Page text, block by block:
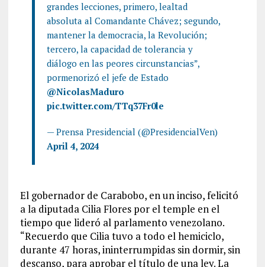
grandes lecciones, primero, lealtad
absoluta al Comandante Chávez; segundo,
mantener la democracia, la Revolución;
tercero, la capacidad de tolerancia y
diálogo en las peores circunstancias”,
pormenorizó el jefe de Estado
@NicolasMaduro
pic.twitter.com/TTq37Fr0le
— Prensa Presidencial (@PresidencialVen)
April 4, 2024
El gobernador de Carabobo, en un inciso, felicitó
a la diputada Cilia Flores por el temple en el
tiempo que lideró al parlamento venezolano.
“Recuerdo que Cilia tuvo a todo el hemiciclo,
durante 47 horas, ininterrumpidas sin dormir, sin
descanso, para aprobar el título de una ley. La